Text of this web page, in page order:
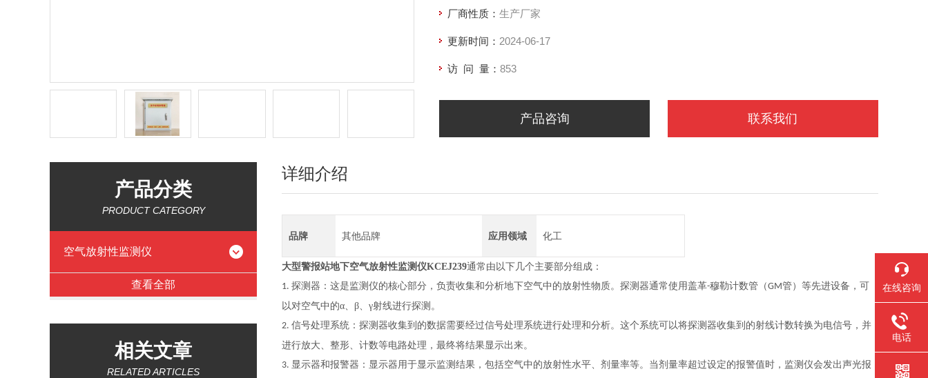
厂商性质： 生产厂家
更新时间： 2024-06-17
访 问 量： 853
产品咨询 联系我们
产品分类
PRODUCT CATEGORY
空气放射性监测仪
查看全部
相关文章
RELATED ARTICLES
详细介绍
品牌 其他品牌 应用领域 化工
大型警报站地下空气放射性监测仪KCEJ239通常由以下几个主要部分组成：
1. 探测器：这是监测仪的核心部分，负责收集和分析地下空气中的放射性物质。探测器通常使用盖革-穆勒计数管（GM管）等先进设备，可
以对空气中的α、β、γ射线进行探测。
2. 信号处理系统：探测器收集到的数据需要经过信号处理系统进行处理和分析。这个系统可以将探测器收集到的射线计数转换为电信号，并
进行放大、整形、计数等电路处理，最终将结果显示出来。
3. 显示器和报警器：显示器用于显示监测结果，包括空气中的放射性水平、剂量率等。当剂量率超过设定的报警值时，监测仪会发出声光报
在线咨询
电话